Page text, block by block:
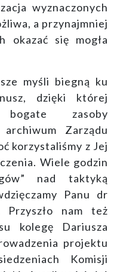
wyznaczonych
a przynajmniej
okazać się mogła
myśli biegną ku
dzięki której
bogate zasoby
Zarządu
korzystaliśmy z Jej
Wiele godzin
nad taktyką
Panu dr
Przyszło nam też
kolegę Dariusza
projektu
Komisji